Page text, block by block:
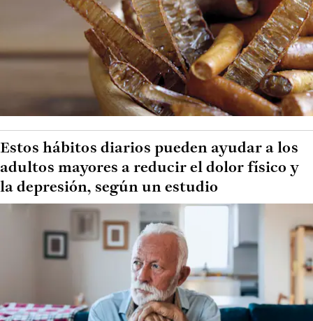
Estos hábitos diarios pueden ayudar a los
adultos mayores a reducir el dolor físico y
la depresión, según un estudio